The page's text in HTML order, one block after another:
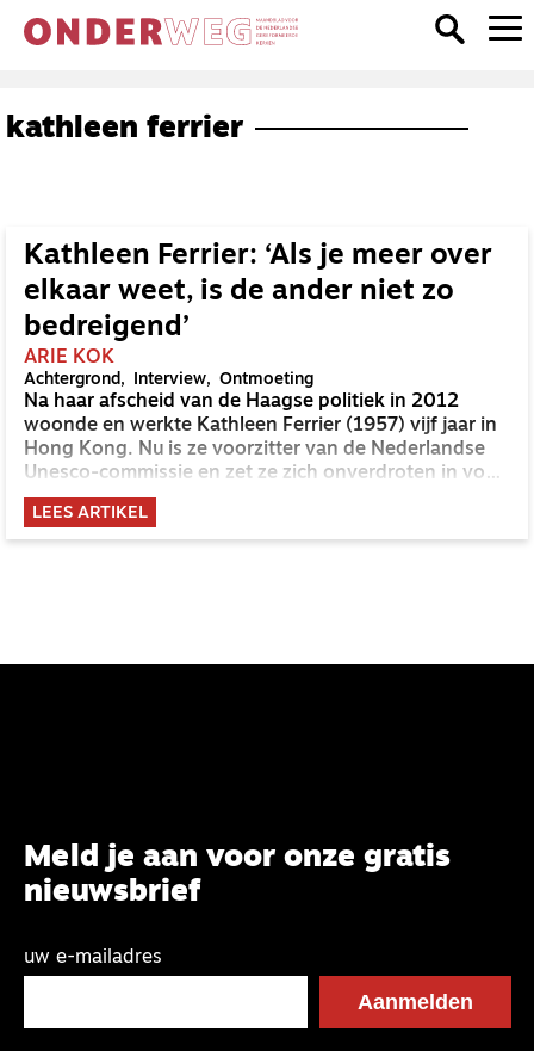
kathleen ferrier
Kathleen Ferrier: ‘Als je meer over
elkaar weet, is de ander niet zo
bedreigend’
ARIE KOK
Achtergrond Interview Ontmoeting
Na haar afscheid van de Haagse politiek in 2012
woonde en werkte Kathleen Ferrier (1957) vijf jaar in
Hong Kong. Nu is ze voorzitter van de Nederlandse
Unesco-commissie en zet ze zich onverdroten in voor
vrouwenrechten, democratie en de doorwerking van
het slavernijverleden. Onlangs verscheen haar boekje
Hoe wij hier ook samenkwamen.
LEES ARTIKEL
Meld je aan voor onze gratis
nieuwsbrief
uw e-mailadres